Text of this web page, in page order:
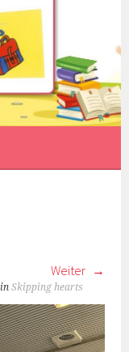
Weiter
inSkipping hearts